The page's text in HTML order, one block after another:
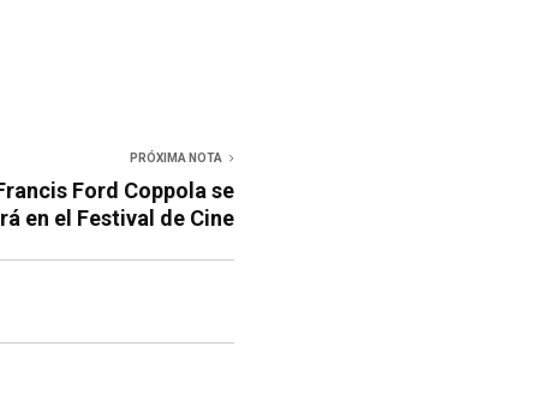
PRÓXIMA NOTA
Ford Coppola se
en el Festival de Cine